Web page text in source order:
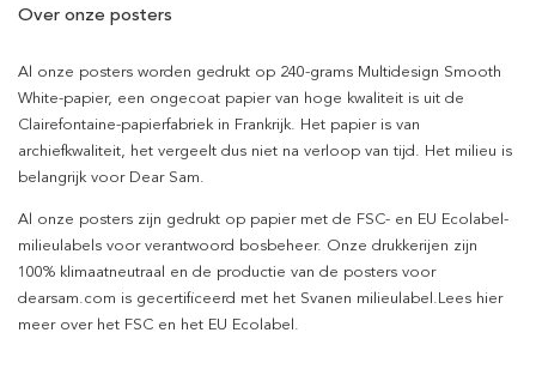
Over onze posters
Al onze posters worden gedrukt op 240-grams Multidesign Smooth
White-papier, een ongecoat papier van hoge kwaliteit is uit de
Clairefontaine-papierfabriek in Frankrijk. Het papier is van
archiefkwaliteit, het vergeelt dus niet na verloop van tijd. Het milieu is
belangrijk voor Dear Sam.
Al onze posters zijn gedrukt op papier met de FSC- en EU Ecolabel-
milieulabels voor verantwoord bosbeheer. Onze drukkerijen zijn
100% klimaatneutraal en de productie van de posters voor
dearsam.com is gecertificeerd met het Svanen milieulabel.Lees hier
meer over het FSC en het EU Ecolabel.